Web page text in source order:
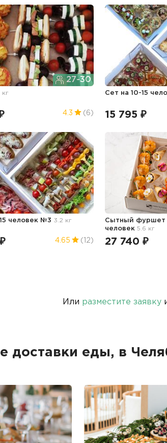
27-30
кг
4.3 (6)
Сет на 10-15
15 795 ₽
человек №3 3.2 кг
4.65 (12)
Сытный фуршет
человек5.6 кг
27 740 ₽
Или разместите заявку
доставки еды, в